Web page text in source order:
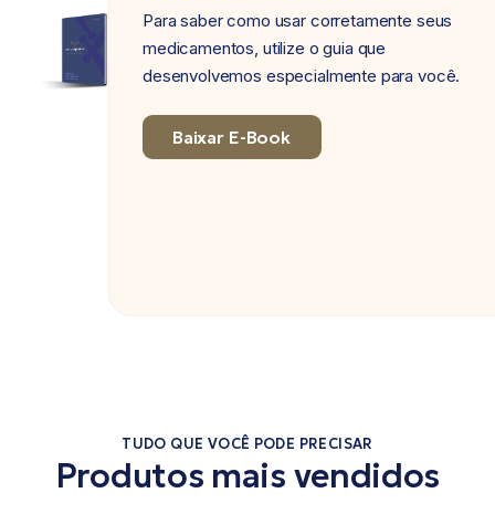
Para saber como usar corretamente seus
medicamentos, utilize o guia que
desenvolvemos especialmente para você.
Baixar E-Book
TUDO QUE VOCÊ PODE PRECISAR
Produtos mais vendidos